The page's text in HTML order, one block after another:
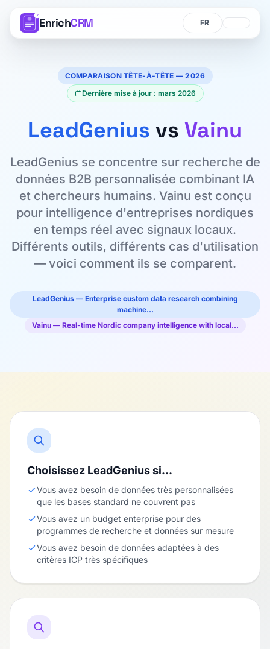
EnrichCRM Langue
Langue
COMPARAISON TÊTE-À-TÊTE — 2026
Dernière mise à jour : mars 2026
LeadGenius vs Vainu
LeadGenius se concentre sur recherche de
données B2B personnalisée combinant IA
et chercheurs humains. Vainu est conçu
pour intelligence d'entreprises nordiques
en temps réel avec signaux locaux.
Différents outils, différents cas d'utilisation
— voici comment ils se comparent.
LeadGenius — Enterprise custom data research combining
machine…
Vainu — Real-time Nordic company intelligence with local…
Choisissez LeadGenius si…
Vous avez besoin de données très personnalisées
que les bases standard ne couvrent pas
Vous avez un budget enterprise pour des
programmes de recherche et données sur mesure
Vous avez besoin de données adaptées à des
critères ICP très spécifiques